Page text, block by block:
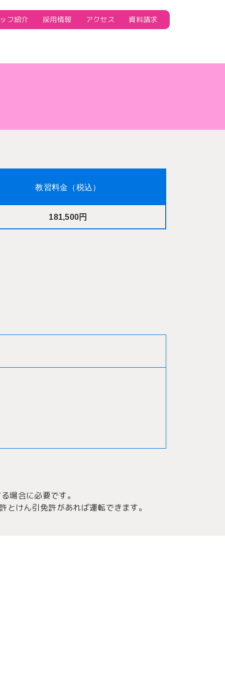
フ紹介 採用情報 アクセス 資料請求
教習料金（税込）
181,500円
場合に必要です。
けん引免許があれば運転できます。